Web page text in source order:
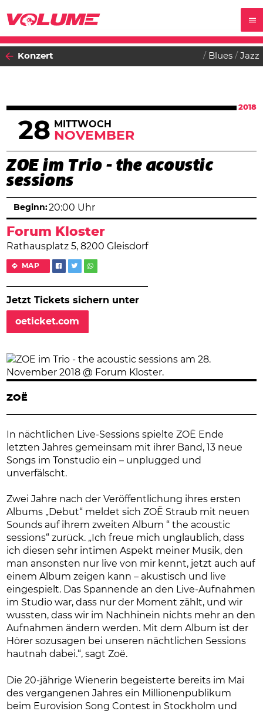
Konzert Blues Jazz
2018
28 MITTWOCH
NOVEMBER
ZOE im Trio - the acoustic
sessions
Forum Kloster
Rathausplatz 5, 8200 Gleisdorf
MAP
Jetzt Tickets sichern unter
oeticket.com
Beginn:20:00 Uhr
ZOË
In nächtlichen Live-Sessions spielte ZOË Ende
letzten Jahres gemeinsam mit ihrer Band, 13 neue
Songs im Tonstudio ein – unplugged und
unverfälscht.
Zwei Jahre nach der Veröffentlichung ihres ersten
Albums „Debut“ meldet sich ZOË Straub mit neuen
Sounds auf ihrem zweiten Album “ the acoustic
sessions“ zurück. „Ich freue mich unglaublich, dass
ich diesen sehr intimen Aspekt meiner Musik, den
man ansonsten nur live von mir kennt, jetzt auch auf
einem Album zeigen kann – akustisch und live
eingespielt. Das Spannende an den Live-Aufnahmen
im Studio war, dass nur der Moment zählt, und wir
wussten, dass wir im Nachhinein nichts mehr an den
Aufnahmen ändern werden. Mit dem Album ist der
Hörer sozusagen bei unseren nächtlichen Sessions
hautnah dabei.“, sagt Zoë.
Die 20-jährige Wienerin begeisterte bereits im Mai
des vergangenen Jahres ein Millionenpublikum
beim Eurovision Song Contest in Stockholm und